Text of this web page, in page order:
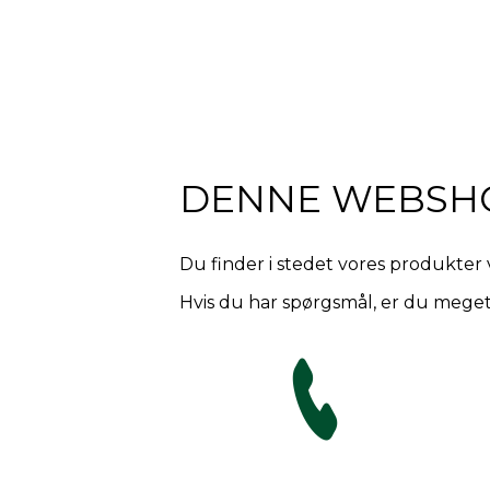
DENNE
Du finder i stedet vores produkter
Hvis du har spørgsmål, er du